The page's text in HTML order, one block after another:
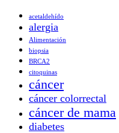
acetaldehído
alergia
Alimentación
biopsia
BRCA2
citoquinas
cáncer
cáncer colorrectal
cáncer de mama
diabetes